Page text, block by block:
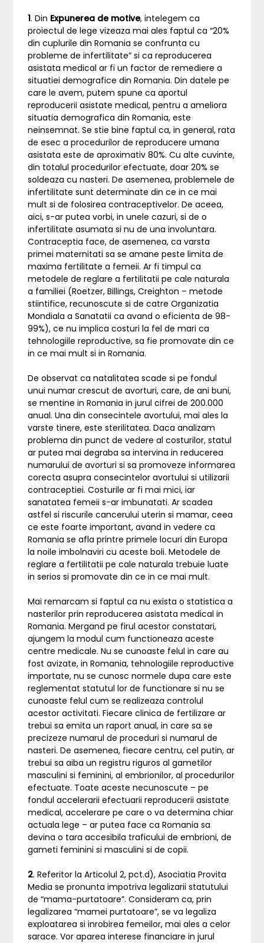
1. Din Expunerea de motive, intelegem ca
proiectul de lege vizeaza mai ales faptul ca “20%
din cuplurile din Romania se confrunta cu
probleme de infertilitate” si ca reproducerea
asistata medical ar fi un factor de remediere a
situatiei demografice din Romania. Din datele pe
care le avem, putem spune ca aportul
reproducerii asistate medical, pentru a ameliora
situatia demografica din Romania, este
neinsemnat. Se stie bine faptul ca, in general, rata
de esec a procedurilor de reproducere umana
asistata este de aproximativ 80%. Cu alte cuvinte,
din totalul procedurilor efectuate, doar 20% se
soldeaza cu nasteri. De asemenea, problemele de
infertilitate sunt determinate din ce in ce mai
mult si de folosirea contraceptivelor. De aceea,
aici, s-ar putea vorbi, in unele cazuri, si de o
infertilitate asumata si nu de una involuntara.
Contraceptia face, de asemenea, ca varsta
primei maternitati sa se amane peste limita de
maxima fertilitate a femeii. Ar fi timpul ca
metodele de reglare a fertilitatii pe cale naturala
a familiei (Roetzer, Billings, Creighton – metode
stiintifice, recunoscute si de catre Organizatia
Mondiala a Sanatatii ca avand o eficienta de 98-
99%), ce nu implica costuri la fel de mari ca
tehnologiile reproductive, sa fie promovate din ce
in ce mai mult si in Romania.
De observat ca natalitatea scade si pe fondul
unui numar crescut de avorturi, care, de ani buni,
se mentine in Romania in jurul cifrei de 200.000
anual. Una din consecintele avortului, mai ales la
varste tinere, este sterilitatea. Daca analizam
problema din punct de vedere al costurilor, statul
ar putea mai degraba sa intervina in reducerea
numarului de avorturi si sa promoveze informarea
corecta asupra consecintelor avortului si utilizarii
contraceptiei. Costurile ar fi mai mici, iar
sanatatea femeii s-ar imbunatati. Ar scadea
astfel si riscurile cancerului uterin si mamar, ceea
ce este foarte important, avand in vedere ca
Romania se afla printre primele locuri din Europa
la noile imbolnaviri cu aceste boli. Metodele de
reglare a fertilitatii pe cale naturala trebuie luate
in serios si promovate din ce in ce mai mult.
Mai remarcam si faptul ca nu exista o statistica a
nasterilor prin reproducerea asistata medical in
Romania. Mergand pe firul acestor constatari,
ajungem la modul cum functioneaza aceste
centre medicale. Nu se cunoaste felul in care au
fost avizate, in Romania, tehnologiile reproductive
importate, nu se cunosc normele dupa care este
reglementat statutul lor de functionare si nu se
cunoaste felul cum se realizeaza controlul
acestor activitati. Fiecare clinica de fertilizare ar
trebui sa emita un raport anual, in care sa se
precizeze numarul de proceduri si numarul de
nasteri. De asemenea, fiecare centru, cel putin, ar
trebui sa aiba un registru riguros al gametilor
masculini si feminini, al embrionilor, al procedurilor
efectuate. Toate aceste necunoscute – pe
fondul accelerarii efectuarii reproducerii asistate
medical, accelerare pe care o va determina chiar
actuala lege – ar putea face ca Romania sa
devina o tara accesibila traficului de embrioni, de
gameti feminini si masculini si de copii.
2. Referitor la Articolul 2, pct.d), Asociatia Provita
Media se pronunta impotriva legalizarii statutului
de “mama-purtatoare”. Consideram ca, prin
legalizarea “mamei purtatoare”, se va legaliza
exploatarea si inrobirea femeilor, mai ales a celor
sarace. Vor aparea interese financiare in jurul